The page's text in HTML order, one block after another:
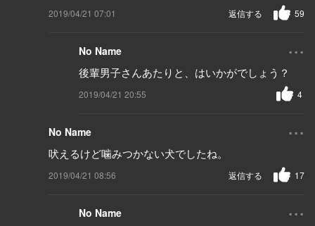
2019/04/21 07:01 59
返信する
No Name ...
後輩男子さんあたりと、はいかがでしょう？
2019/04/21 20:55 4
No Name ...
吠えるけど噛みつかない犬でしたね。
2019/04/21 08:56 17
返信する
No Name ...